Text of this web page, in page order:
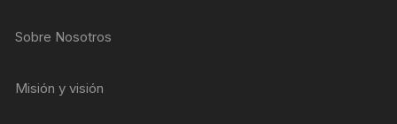
Sobre Nosotros
Misión y visión